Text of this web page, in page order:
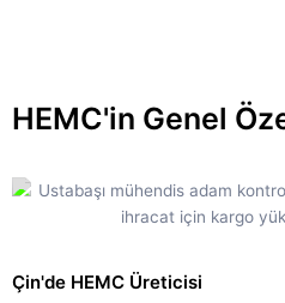
HEMC'in Genel
Çin'de HEMC Üreticisi